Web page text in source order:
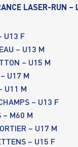
LASER-RUN –
U13 F
– U13 M
– U15 M
U17 M
U11 M
– U13 F
– M60 M
– U17 M
– U15 F